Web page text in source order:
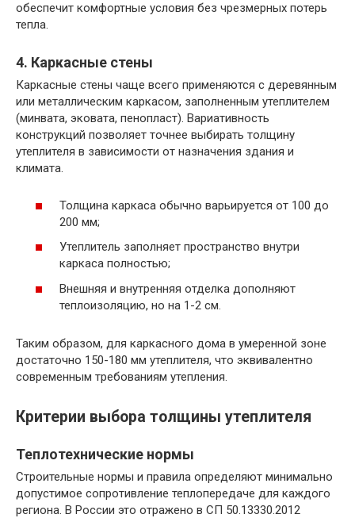
обеспечит комфортные условия без чрезмерных потерь
тепла.
4. Каркасные стены
Каркасные стены чаще всего применяются с деревянным
или металлическим каркасом, заполненным утеплителем
(минвата, эковата, пенопласт). Вариативность
конструкций позволяет точнее выбирать толщину
утеплителя в зависимости от назначения здания и
климата.
Толщина каркаса обычно варьируется от 100 до
200 мм;
Утеплитель заполняет пространство внутри
каркаса полностью;
Внешняя и внутренняя отделка дополняют
теплоизоляцию, но на 1-2 см.
Таким образом, для каркасного дома в умеренной зоне
достаточно 150-180 мм утеплителя, что эквивалентно
современным требованиям утепления.
Критерии выбора толщины утеплителя
Теплотехнические нормы
Строительные нормы и правила определяют минимально
допустимое сопротивление теплопередаче для каждого
региона. В России это отражено в СП 50.13330.2012